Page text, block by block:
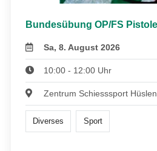
Bundesübung OP/FS
Sa, 8. August 2026
10:00 - 12:00 Uhr
Zentrum Schiesssport
Diverses Sport